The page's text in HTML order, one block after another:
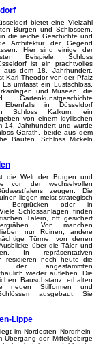
bietet eine Vielzahl
Burgen und Schlössern,
die reiche Geschichte und
Architektur der Gegend
Hier sind einige der
Beispiele: Schloss
ist ein prachtvolles
aus dem 18. Jahrhundert,
Karl Theodor von der Pfalz
umfasst ein Lustschloss,
und Museen, die
Ebenfalls in Düsseldorf
Schloss Kalkum, ein
von einem idyllischen
14. Jahrhundert und wurde
Garath, beide aus dem
Bauten. Schloss Mickeln
die Welt der Burgen und
von der wechselvollen
zeugen. Die
liegen meist strategisch
Bergrücken oder in
Schlossanlagen finden
Tälern, oft gesichert
Von manchen
nur Ruinen, andere
Türme, von denen
über die Täler und
In repräsentativen
residieren noch heute die
der angestammten
wieder aufleben. Die
Bausubstanz erhalten
neuen Stilformen und
ausgebaut. Sie
Lippe
im Nordosten Nordrhein-
Übergang der Mittelgebirge